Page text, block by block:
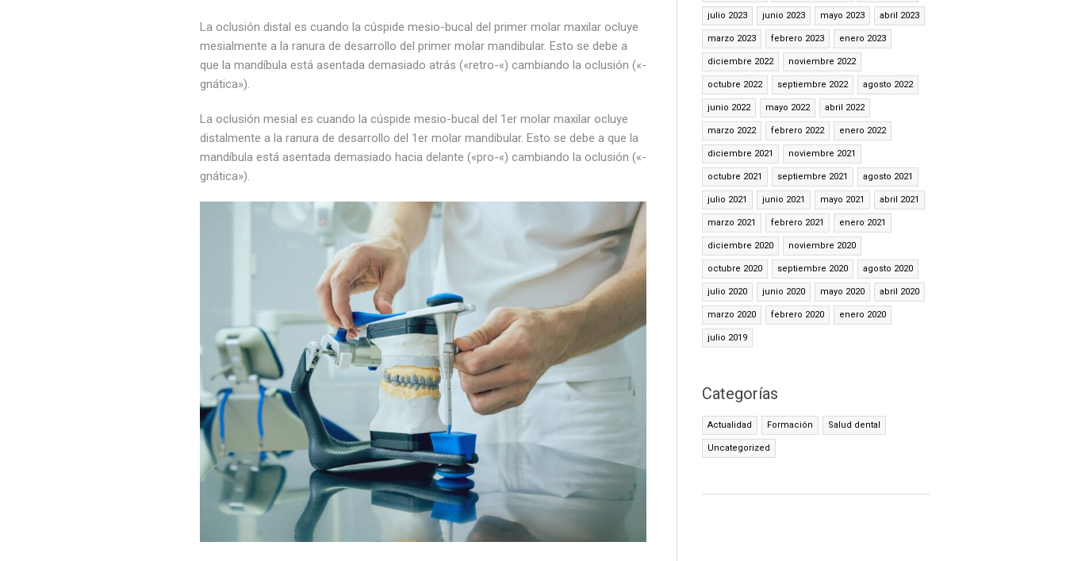
La oclusión distal es cuando la cúspide mesio-bucal del primer molar maxilar ocluye
mesialmente a la ranura de desarrollo del primer molar mandibular. Esto se debe a
que la mandíbula está asentada demasiado atrás («retro-«) cambiando la oclusión («-
gnática»).
La oclusión mesial es cuando la cúspide mesio-bucal del 1er molar maxilar ocluye
distalmente a la ranura de desarrollo del 1er molar mandibular. Esto se debe a que la
mandíbula está asentada demasiado hacia delante («pro-«) cambiando la oclusión («-
gnática»).
julio 2023 junio 2023 mayo 2023 abril 2023
marzo 2023 febrero 2023 enero 2023
diciembre 2022 noviembre 2022
octubre 2022 septiembre 2022 agosto 2022
junio 2022 mayo 2022 abril 2022
marzo 2022 febrero 2022 enero 2022
diciembre 2021 noviembre 2021
octubre 2021 septiembre 2021 agosto 2021
julio 2021 junio 2021 mayo 2021 abril 2021
marzo 2021 febrero 2021 enero 2021
diciembre 2020 noviembre 2020
octubre 2020 septiembre 2020 agosto 2020
julio 2020 junio 2020 mayo 2020 abril 2020
marzo 2020 febrero 2020 enero 2020
julio 2019
Categorías
Actualidad Formación Salud dental
Uncategorized